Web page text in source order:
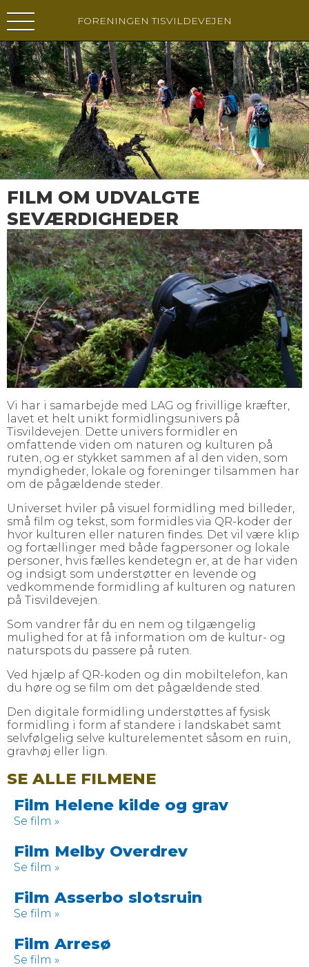
FORENINGEN TISVILDEVEJEN
FILM OM UDVALGTE
SEVÆRDIGHEDER
Vi har i samarbejde med LAG og frivillige kræfter,
lavet et helt unikt formidlingsunivers på
Tisvildevejen. Dette univers formidler en
omfattende viden om naturen og kulturen på
ruten, og er stykket sammen af al den viden, som
myndigheder, lokale og foreninger tilsammen har
om de pågældende steder.
Universet hviler på visuel formidling med billeder,
små film og tekst, som formidles via QR-koder der
hvor kulturen eller naturen findes. Det vil være klip
og fortællinger med både fagpersoner og lokale
personer, hvis fælles kendetegn er, at de har viden
og indsigt som understøtter en levende og
vedkommende formidling af kulturen og naturen
på Tisvildevejen.
Som vandrer får du en nem og tilgængelig
mulighed for at få information om de kultur- og
naturspots du passere på ruten.
Ved hjælp af QR-koden og din mobiltelefon, kan
du høre og se film om det pågældende sted.
Den digitale formidling understøttes af fysisk
formidling i form af standere i landskabet samt
selvfølgelig selve kulturelementet såsom en ruin,
gravhøj eller lign.
SE ALLE FILMENE
Film Helene kilde og grav
Se film »
Film Melby Overdrev
Se film »
Film Asserbo slotsruin
Se film »
Film Arresø
Se film »